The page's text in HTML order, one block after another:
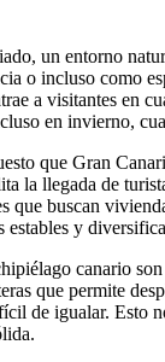
un entorno
o incluso como
a visitantes en
en invierno,
que Gran
la llegada de
que buscan
estables y
canario
que permite
de igualar. Esto